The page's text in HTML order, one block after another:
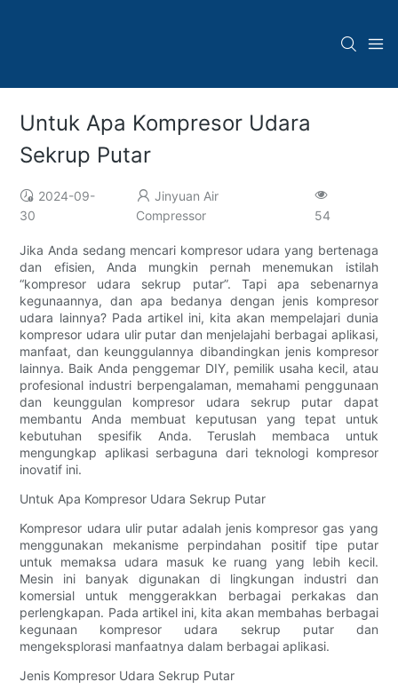
Untuk Apa Kompresor Udara
Sekrup Putar
2024-09-
30
Jinyuan Air
Compressor
54
Jika Anda sedang mencari kompresor udara yang bertenaga
dan efisien, Anda mungkin pernah menemukan istilah
“kompresor udara sekrup putar”. Tapi apa sebenarnya
kegunaannya, dan apa bedanya dengan jenis kompresor
udara lainnya? Pada artikel ini, kita akan mempelajari dunia
kompresor udara ulir putar dan menjelajahi berbagai aplikasi,
manfaat, dan keunggulannya dibandingkan jenis kompresor
lainnya. Baik Anda penggemar DIY, pemilik usaha kecil, atau
profesional industri berpengalaman, memahami penggunaan
dan keunggulan kompresor udara sekrup putar dapat
membantu Anda membuat keputusan yang tepat untuk
kebutuhan spesifik Anda. Teruslah membaca untuk
mengungkap aplikasi serbaguna dari teknologi kompresor
inovatif ini.
Untuk Apa Kompresor Udara Sekrup Putar
Kompresor udara ulir putar adalah jenis kompresor gas yang
menggunakan mekanisme perpindahan positif tipe putar
untuk memaksa udara masuk ke ruang yang lebih kecil.
Mesin ini banyak digunakan di lingkungan industri dan
komersial untuk menggerakkan berbagai perkakas dan
perlengkapan. Pada artikel ini, kita akan membahas berbagai
kegunaan kompresor udara sekrup putar dan
mengeksplorasi manfaatnya dalam berbagai aplikasi.
Jenis Kompresor Udara Sekrup Putar